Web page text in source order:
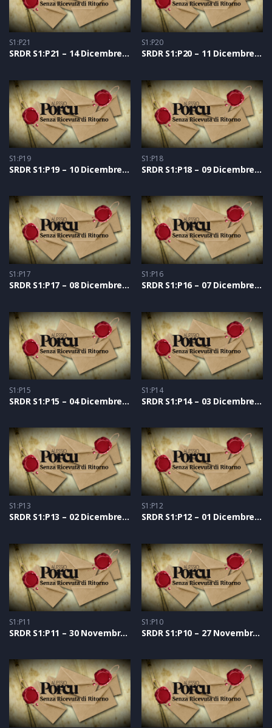
S1:P21
SRDR S1:P21 – 14 Dicembre 2020
S1:P20
SRDR S1:P20 – 11 Dicembre 2020
S1:P19
SRDR S1:P19 – 10 Dicembre 2020
S1:P18
SRDR S1:P18 – 09 Dicembre 2020
S1:P17
SRDR S1:P17 – 08 Dicembre 2020
S1:P16
SRDR S1:P16 – 07 Dicembre 2020
S1:P15
SRDR S1:P15 – 04 Dicembre 2020
S1:P14
SRDR S1:P14 – 03 Dicembre 2020
S1:P13
SRDR S1:P13 – 02 Dicembre 2020
S1:P12
SRDR S1:P12 – 01 Dicembre 2020
S1:P11
SRDR S1:P11 – 30 Novembre 2020
S1:P10
SRDR S1:P10 – 27 Novembre 2020